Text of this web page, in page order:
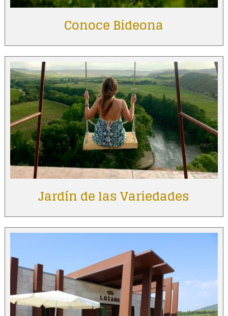
Conoce Bideona
Jardín de las Variedades